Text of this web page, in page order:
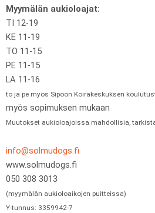
Myymälän aukioloajat:
TI 12-19
KE 11-19
TO 11-15
PE 11-15
LA 11-16
to ja pe myös Sipoon Koirakeskuksen
myös sopimuksen mukaan
Muutokset aukioloajoissa mahdollisia,
info@solmudogs.fi
www.solmudogs.fi
050 308 3013
(myymälän aukioloaikojen puitteissa)
Y-tunnus: 3359942-7